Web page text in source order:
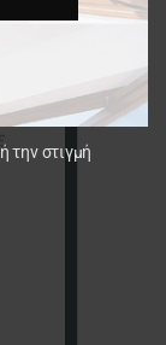
την στιγμή